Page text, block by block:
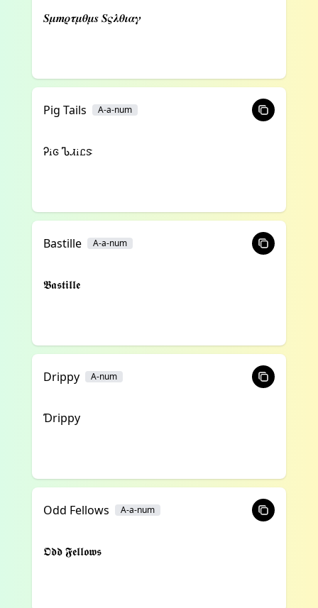
𝑺𝝁𝒎𝝆𝝉𝝁𝜽𝝁𝒔 𝑺𝝇𝝀𝜽𝜾𝜶𝜸
Pig Tails A-a-num
Ꭾꭵꮆ Ꮦꮧꭵꮭꮥ
Bastille A-a-num
𝕭𝖆𝖘𝖙𝖎𝖑𝖑𝖊
Drippy A-num
Ɗrippy
Odd Fellows A-a-num
𝕺𝖉𝖉 𝕱𝖊𝖑𝖑𝖔𝖜𝖘